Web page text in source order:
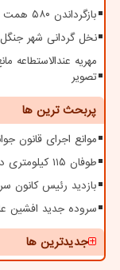
بازگرداندن ۵۸۰ همت از اموال غارت شده به بیت المال
نخل گردانی شهر
مهریه عندالاستطاعه
تصویر
پربحث ترین ها
موانع اجرای قانون
طوفان ۱۱۵ کیلومتری در سیستان
بازدید رئیس کانون
سروده جدید افشین
جدیدترین ها